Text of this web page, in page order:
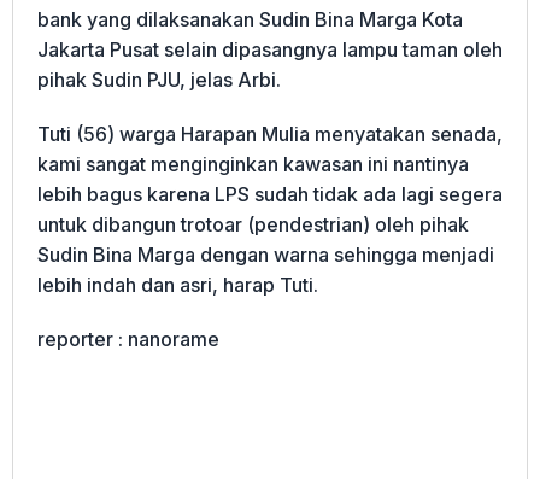
bank yang dilaksanakan Sudin Bina Marga Kota
Jakarta Pusat selain dipasangnya lampu taman oleh
pihak Sudin PJU, jelas Arbi.
Tuti (56) warga Harapan Mulia menyatakan senada,
kami sangat menginginkan kawasan ini nantinya
lebih bagus karena LPS sudah tidak ada lagi segera
untuk dibangun trotoar (pendestrian) oleh pihak
Sudin Bina Marga dengan warna sehingga menjadi
lebih indah dan asri, harap Tuti.
reporter : nanorame